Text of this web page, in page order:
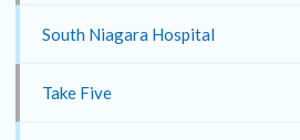
South Niagara Hospital
Take Five